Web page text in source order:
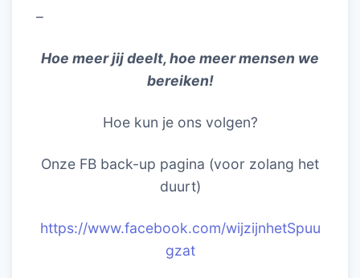
–
Hoe meer jij deelt, hoe meer mensen we
bereiken!
Hoe kun je ons volgen?
Onze FB back-up pagina (voor zolang het
duurt)
https://www.facebook.com/wijzijnhetSpuu
gzat